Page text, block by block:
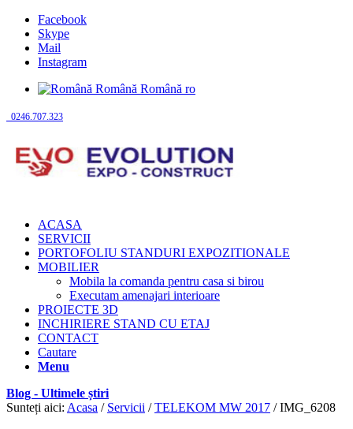
Facebook
Skype
Mail
Instagram
Română Română ro
0246.707.323
ACASA
SERVICII
PORTOFOLIU STANDURI EXPOZITIONALE
MOBILIER
Mobila la comanda pentru casa si birou
Executam amenajari interioare
PROIECTE 3D
INCHIRIERE STAND CU ETAJ
CONTACT
Cautare
Menu
Blog - Ultimele știri
Sunteți aici: Acasa / Servicii / TELEKOM MW 2017 / IMG_6208